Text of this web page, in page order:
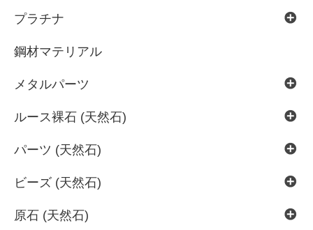
プラチナ
鋼材マテリアル
メタルパーツ
ルース裸石 (天然石)
パーツ (天然石)
ビーズ (天然石)
原石 (天然石)